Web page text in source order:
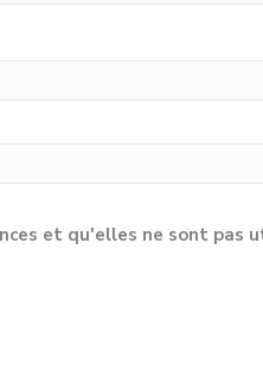
et qu'elles ne sont pas